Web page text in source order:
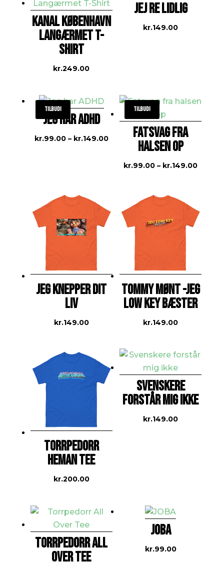
KANAL KØBENHAVN
LANGÆRMET T-
SHIRT
kr.249.00
JEJ RE LIDLIG
kr.149.00
Tilbud!
JEG HAR ADHD
kr.99.00 – kr.149.00Prisinterval:
kr.99.00
Tilbud!
FATSVAG FRA
HALSEN OP
kr.99.00 – kr.149.00
JEG KNEPPER DIT
LIV
kr.149.00
TOMMY MØNT -JEG
LOW KEY BÆSTER
kr.149.00
TORRPEDORR
HEMAN TEE
kr.200.00
SVENSKERE
FORSTÅR MIG IKKE
kr.149.00
TORRPEDORR ALL
OVER TEE
JOBA
kr.99.00